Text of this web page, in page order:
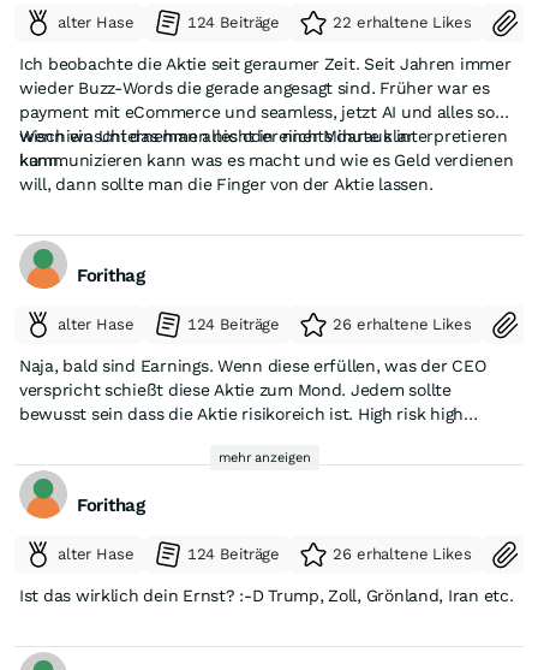
alter Hase 124 Beiträge 22 erhaltene Likes
Ich beobachte die Aktie seit geraumer Zeit. Seit Jahren immer
wieder Buzz-Words die gerade angesagt sind. Früher war es
payment mit eCommerce und seamless, jetzt AI und alles so
wischiwaschi das man alles oder nichts daraus interpretieren
kann.
Wenn ein Unternehmen nicht in einer Minute klar
kommunizieren kann was es macht und wie es Geld verdienen
will, dann sollte man die Finger von der Aktie lassen.
Forithag
alter Hase 124 Beiträge 26 erhaltene Likes
Naja, bald sind Earnings. Wenn diese erfüllen, was der CEO
verspricht schießt diese Aktie zum Mond. Jedem sollte
bewusst sein dass die Aktie risikoreich ist. High risk high
Firma RezolveAi ist auf sämtlichen Veranstaltungen vertreten
und halten Top Vorträge über ihr Geschäftsmodell und haben
Top Führungskräfte. Ich habe investiert - zu diesem Preis.
mehr anzeigen
Forithag
alter Hase 124 Beiträge 26 erhaltene Likes
Ist das wirklich dein Ernst? :-D Trump, Zoll, Grönland, Iran etc.